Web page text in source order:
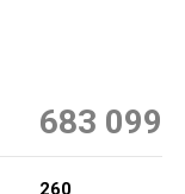
683 099
260